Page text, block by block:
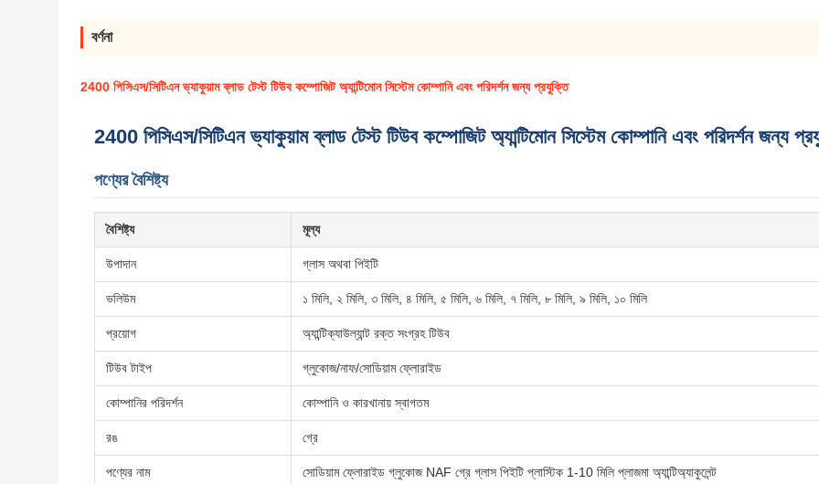
বর্ণনা
2400 পিসিএস/সিটিএন ভ্যাকুয়াম ব্লাড টেস্ট টিউব কম্পোজিট অ্যান্টিমোন সিস্টেম কোম্পানি এবং পরিদর্শন জন্য প্রযুক্তি
2400 পিসিএস/সিটিএন ভ্যাকুয়াম ব্লাড টেস্ট টিউব কম্পোজিট অ্যান্টিমোন সিস্টেম কোম্পানি এবং পরিদর্শন জন্য
পণ্যের বৈশিষ্ট্য
বৈশিষ্ট্য মূল্য
উপাদান গ্লাস অথবা পিইটি
ভলিউম ১ মিলি, ২ মিলি, ৩ মিলি, ৪ মিলি, ৫ মিলি, ৬ মিলি, ৭ মিলি, ৮ মিলি, ৯ মিলি, ১০ মিলি
প্রয়োগ অ্যান্টিক্যাউল্যান্ট রক্ত সংগ্রহ টিউব
টিউব টাইপ গ্লুকোজ/নাফ/সোডিয়াম ফ্লোরাইড
কোম্পানির পরিদর্শন কোম্পানি ও কারখানায় স্বাগতম
রঙ গ্রে
পণ্যের নাম সোডিয়াম ফ্লোরাইড গ্লুকোজ NAF গ্রে গ্লাস পিইটি প্লাস্টিক 1-10 মিলি প্লাজমা অ্যান্টিঅ্যাকুলেন্ট